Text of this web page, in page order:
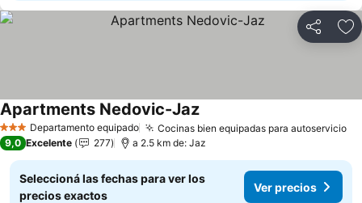
Compartir
3 EstrellasDepartamento equipado Cocinas bien equipadas para autoservicio
Apartments Nedovic-JazVer precios
9,0 Excelente 277 a 2.5 km de: Jaz
Seleccioná las fechas para ver los
precios exactos
Ver precios